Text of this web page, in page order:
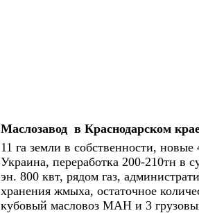
Маслозавод в Краснодарском
11 га земли в собственности,
Украина, переработка 200-210тн в
эн. 800 квт, рядом газ,
хранения жмыха, остаточное
кубовый масловоз МАН и 3